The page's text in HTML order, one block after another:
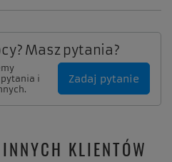
Masz pytania?
i
Zadaj pytanie
KLIENTÓW